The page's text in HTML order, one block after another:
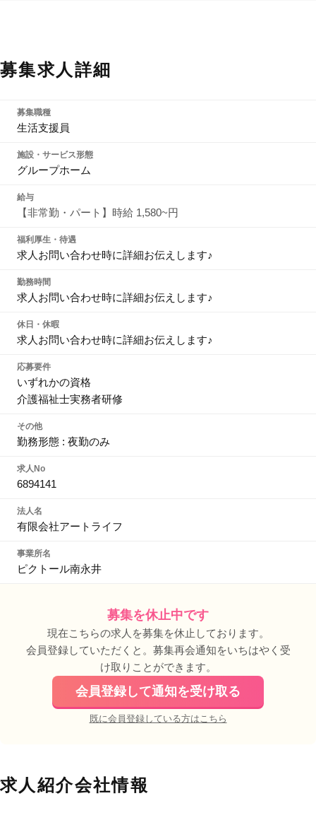
募集求人詳細
募集職種
生活支援員
施設・サービス形態
グループホーム
給与
【非常勤・パート】時給 1,580~円
福利厚生・待遇
求人お問い合わせ時に詳細お伝えします♪
勤務時間
求人お問い合わせ時に詳細お伝えします♪
休日・休暇
求人お問い合わせ時に詳細お伝えします♪
応募要件
いずれかの資格
介護福祉士実務者研修
その他
勤務形態 : 夜勤のみ
求人No
6894141
法人名
有限会社アートライフ
事業所名
ピクトール南永井
募集を休止中です
現在こちらの求人を募集を休止しております。
会員登録していただくと。募集再会通知をいちはやく受
け取りことができます。
会員登録して通知を受け取る
既に会員登録している方はこちら
求人紹介会社情報